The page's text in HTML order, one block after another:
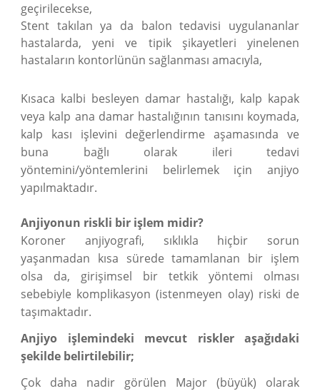
geçirilecekse,
Stent takılan ya da balon tedavisi uygulananlar
hastalarda, yeni ve tipik şikayetleri yinelenen
hastaların kontorlünün sağlanması amacıyla,
Kısaca kalbi besleyen damar hastalığı, kalp kapak
veya kalp ana damar hastalığının tanısını koymada,
kalp kası işlevini değerlendirme aşamasında ve
buna bağlı olarak ileri tedavi
yöntemini/yöntemlerini belirlemek için anjiyo
yapılmaktadır.
Anjiyonun riskli bir işlem midir?
Koroner anjiyografi, sıklıkla hiçbir sorun
yaşanmadan kısa sürede tamamlanan bir işlem
olsa da, girişimsel bir tetkik yöntemi olması
sebebiyle komplikasyon (istenmeyen olay) riski de
taşımaktadır.
Anjiyo işlemindeki mevcut riskler aşağıdaki
şekilde belirtilebilir;
Çok daha nadir görülen Major (büyük) olarak